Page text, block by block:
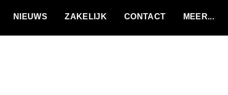
NIEUWS ZAKELIJK CONTACT